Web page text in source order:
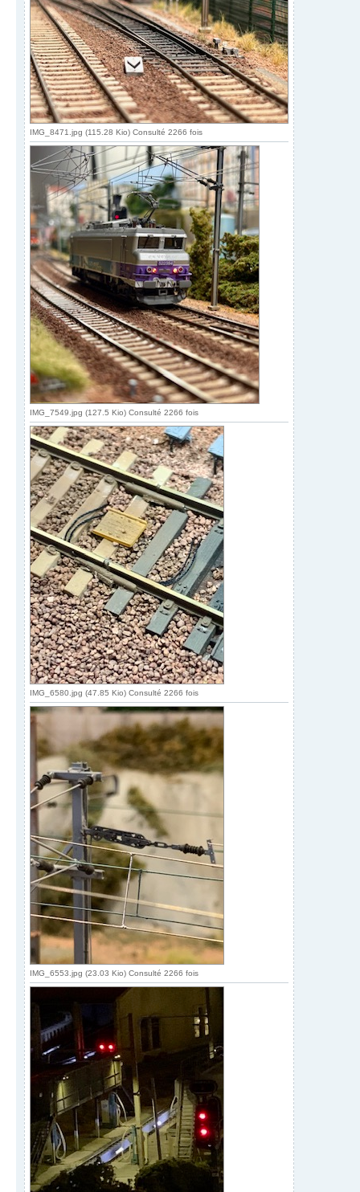
IMG_8471.jpg (115.28 Kio) Consulté 2266 fois
IMG_7549.jpg (127.5 Kio) Consulté 2266 fois
IMG_6580.jpg (47.85 Kio) Consulté 2266 fois
IMG_6553.jpg (23.03 Kio) Consulté 2266 fois